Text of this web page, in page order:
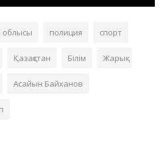
облысы полиция спорт
Қазақстан Білім Жарық
Асайын Байханов